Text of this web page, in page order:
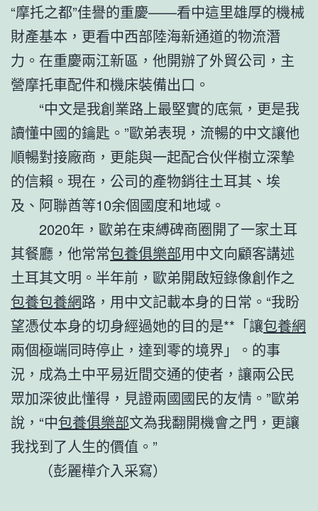
“摩托之都”佳譽的重慶——看中這里雄厚的機械
財產基本，更看中西部陸海新通道的物流潛
力。在重慶兩江新區，他開辦了外貿公司，主
營摩托車配件和機床裝備出口。
“中文是我創業路上最堅實的底氣，更是我
讀懂中國的鑰匙。”歐弟表現，流暢的中文讓他
順暢對接廠商，更能與一起配合伙伴樹立深摯
的信賴。現在，公司的產物銷往土耳其、埃
及、阿聯酋等10余個國度和地域。
2020年，歐弟在束縛碑商圈開了一家土耳
其餐廳，他常常包養俱樂部用中文向顧客講述
土耳其文明。半年前，歐弟開啟短錄像創作之
包養包養網路，用中文記載本身的日常。“我盼
望憑仗本身的切身經過她的目的是**「讓包養網
兩個極端同時停止，達到零的境界」。的事
況，成為土中平易近間交通的使者，讓兩公民
眾加深彼此懂得，見證兩國國民的友情。”歐弟
說，“中包養俱樂部文為我翻開機會之門，更讓
我找到了人生的價值。”
（彭麗樺介入采寫）